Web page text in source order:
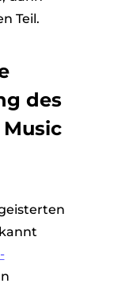
Teil.
des